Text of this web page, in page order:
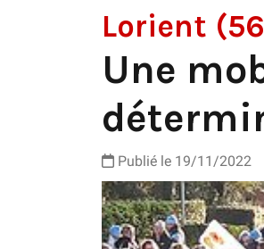
Lorient
Une
Publié le 19/11/2022